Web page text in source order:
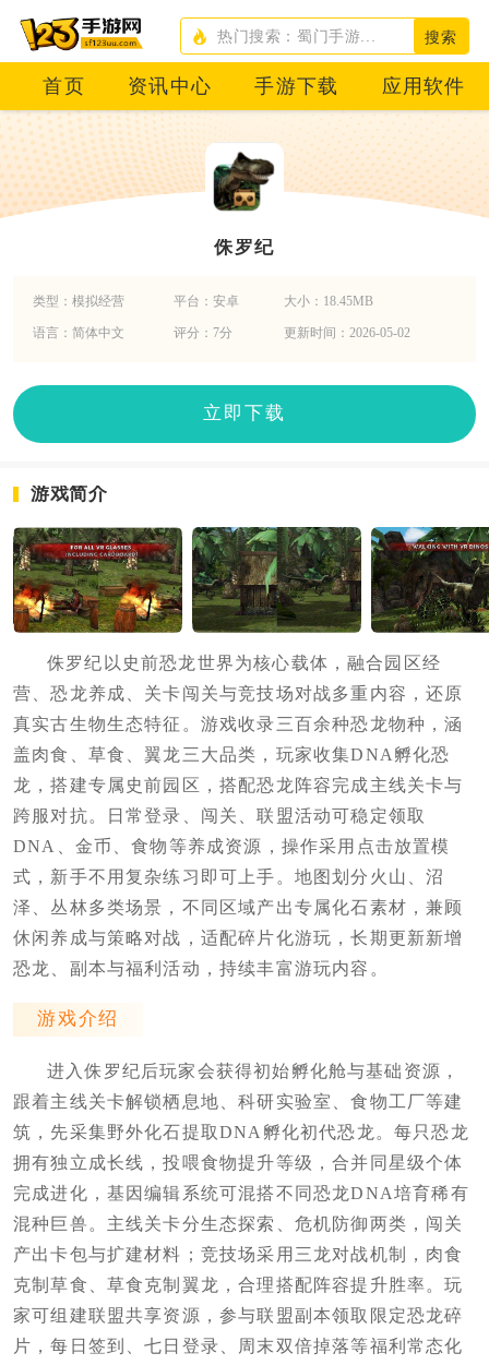
搜索
首页 资讯中心 手游下载 应用软件
侏罗纪
类型：模拟经营 平台：安卓 大小：18.45MB
语言：简体中文 评分：7分 更新时间：2026-05-02
立即下载
游戏简介
侏罗纪以史前恐龙世界为核心载体，融合园区经
营、恐龙养成、关卡闯关与竞技场对战多重内容，还原
真实古生物生态特征。游戏收录三百余种恐龙物种，涵
盖肉食、草食、翼龙三大品类，玩家收集DNA孵化恐
龙，搭建专属史前园区，搭配恐龙阵容完成主线关卡与
跨服对抗。日常登录、闯关、联盟活动可稳定领取
DNA、金币、食物等养成资源，操作采用点击放置模
式，新手不用复杂练习即可上手。地图划分火山、沼
泽、丛林多类场景，不同区域产出专属化石素材，兼顾
休闲养成与策略对战，适配碎片化游玩，长期更新新增
恐龙、副本与福利活动，持续丰富游玩内容。
游戏介绍
进入侏罗纪后玩家会获得初始孵化舱与基础资源，
跟着主线关卡解锁栖息地、科研实验室、食物工厂等建
筑，先采集野外化石提取DNA孵化初代恐龙。每只恐龙
拥有独立成长线，投喂食物提升等级，合并同星级个体
完成进化，基因编辑系统可混搭不同恐龙DNA培育稀有
混种巨兽。主线关卡分生态探索、危机防御两类，闯关
产出卡包与扩建材料；竞技场采用三龙对战机制，肉食
克制草食、草食克制翼龙，合理搭配阵容提升胜率。玩
家可组建联盟共享资源，参与联盟副本领取限定恐龙碎
片，每日签到、七日登录、周末双倍掉落等福利常态化